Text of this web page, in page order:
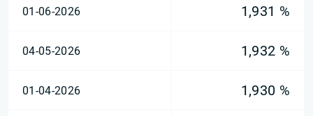
01-06-2026 1,931 %
04-05-2026 1,932 %
01-04-2026 1,930 %